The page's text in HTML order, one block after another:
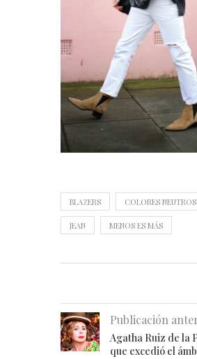
BLAZERS COLORES NEUTROS
JEAN MENOS ES MÁS
Publicación
Agatha Ruiz de la
que excedió el